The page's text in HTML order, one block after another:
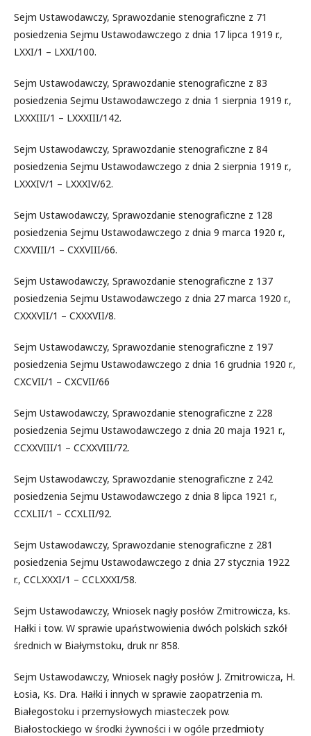
Sejm Ustawodawczy, Sprawozdanie stenograficzne z 71
posiedzenia Sejmu Ustawodawczego z dnia 17 lipca 1919 r.,
LXXI/1 – LXXI/100.
Sejm Ustawodawczy, Sprawozdanie stenograficzne z 83
posiedzenia Sejmu Ustawodawczego z dnia 1 sierpnia 1919 r.,
LXXXIII/1 – LXXXIII/142.
Sejm Ustawodawczy, Sprawozdanie stenograficzne z 84
posiedzenia Sejmu Ustawodawczego z dnia 2 sierpnia 1919 r.,
LXXXIV/1 – LXXXIV/62.
Sejm Ustawodawczy, Sprawozdanie stenograficzne z 128
posiedzenia Sejmu Ustawodawczego z dnia 9 marca 1920 r.,
CXXVIII/1 – CXXVIII/66.
Sejm Ustawodawczy, Sprawozdanie stenograficzne z 137
posiedzenia Sejmu Ustawodawczego z dnia 27 marca 1920 r.,
CXXXVII/1 – CXXXVII/8.
Sejm Ustawodawczy, Sprawozdanie stenograficzne z 197
posiedzenia Sejmu Ustawodawczego z dnia 16 grudnia 1920 r.,
CXCVII/1 – CXCVII/66
Sejm Ustawodawczy, Sprawozdanie stenograficzne z 228
posiedzenia Sejmu Ustawodawczego z dnia 20 maja 1921 r.,
CCXXVIII/1 – CCXXVIII/72.
Sejm Ustawodawczy, Sprawozdanie stenograficzne z 242
posiedzenia Sejmu Ustawodawczego z dnia 8 lipca 1921 r.,
CCXLII/1 – CCXLII/92.
Sejm Ustawodawczy, Sprawozdanie stenograficzne z 281
posiedzenia Sejmu Ustawodawczego z dnia 27 stycznia 1922
r., CCLXXXI/1 – CCLXXXI/58.
Sejm Ustawodawczy, Wniosek nagły posłów Zmitrowicza, ks.
Hałki i tow. W sprawie upaństwowienia dwóch polskich szkół
średnich w Białymstoku, druk nr 858.
Sejm Ustawodawczy, Wniosek nagły posłów J. Zmitrowicza, H.
Łosia, Ks. Dra. Hałki i innych w sprawie zaopatrzenia m.
Białegostoku i przemysłowych miasteczek pow.
Białostockiego w środki żywności i w ogóle przedmioty